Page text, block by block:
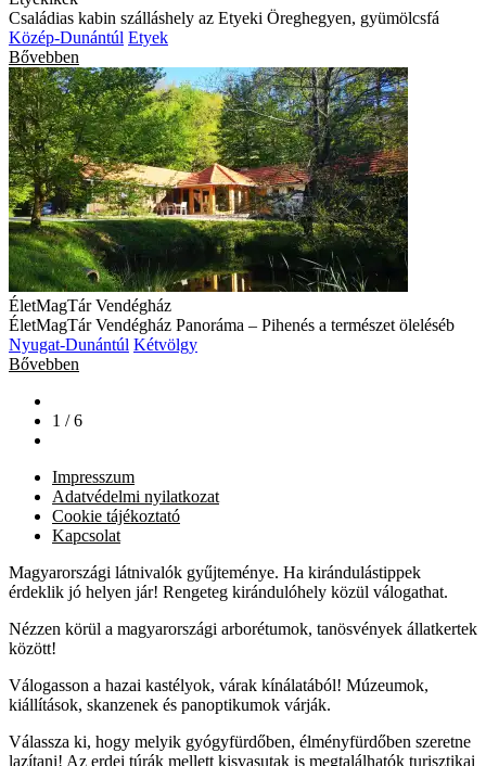
Családias kabin szálláshely az Etyeki Öreghegyen, gyümölcsfá
Közép-Dunántúl Etyek
Bővebben
ÉletMagTár Vendégház
ÉletMagTár Vendégház Panoráma – Pihenés a természet öleléséb
Nyugat-Dunántúl Kétvölgy
Bővebben
1 / 6
Impresszum
Adatvédelmi nyilatkozat
Cookie tájékoztató
Kapcsolat
Magyarországi látnivalók gyűjteménye. Ha kirándulástippek
érdeklik jó helyen jár! Rengeteg kirándulóhely közül válogathat.
Nézzen körül a magyarországi arborétumok, tanösvények állatkertek
között!
Válogasson a hazai kastélyok, várak kínálatából! Múzeumok,
kiállítások, skanzenek és panoptikumok várják.
Válassza ki, hogy melyik gyógyfürdőben, élményfürdőben szeretne
lazítani! Az erdei túrák mellett kisvasutak is megtalálhatók turisztikai